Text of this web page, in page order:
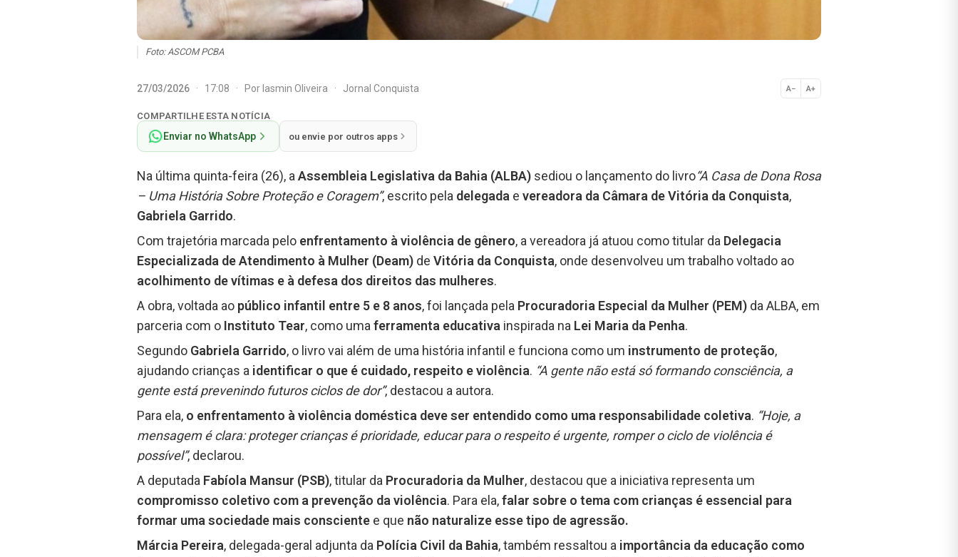
Foto: ASCOM PCBA
27/03/2026 · 17:08 · Por Iasmin Oliveira · Jornal Conquista A− A+
Normal
COMPARTILHE ESTA NOTÍCIA
Enviar no WhatsApp ou envie por outros apps
Na última quinta-feira (26), aAssembleia Legislativa da Bahia (ALBA) sediou o lançamento do livro“A Casa de Dona Rosa
– Uma História Sobre Proteção e Coragem”, escrito pela delegada e vereadora da Câmara de Vitória da Conquista,
Gabriela Garrido.
Com trajetória marcada pelo enfrentamento à violência de gênero, a vereadora já atuou como titular da Delegacia
Especializada de Atendimento à Mulher (Deam) de Vitória da Conquista, onde desenvolveu um trabalho voltado ao
acolhimento de vítimas e à defesa dos direitos das mulheres.
A obra, voltada ao público infantil entre 5 e 8 anos, foi lançada pela Procuradoria Especial da Mulher (PEM) da ALBA, em
parceria com o Instituto Tear, como umaferramenta educativa inspirada na Lei Maria da Penha.
Segundo Gabriela Garrido, o livro vai além de uma história infantil e funciona como um instrumento de proteção,
ajudando crianças a identificar o que é cuidado, respeito e violência. “A gente não está só formando consciência, a
gente está prevenindo futuros ciclos de dor”, destacou a autora.
Para ela, o enfrentamento à violência doméstica deve ser entendido como uma responsabilidade coletiva. “Hoje, a
mensagem é clara: proteger crianças é prioridade, educar para o respeito é urgente, romper o ciclo de violência é
possível”, declarou.
A deputada Fabíola Mansur (PSB), titular da Procuradoria da Mulher, destacou que a iniciativa representa um
compromisso coletivo com a prevenção da violência. Para ela,falar sobre o tema com crianças é essencial para
formar uma sociedade mais consciente e que não naturalize esse tipo de agressão.
Márcia Pereira, delegada-geral adjunta da Polícia Civil da Bahia, também ressaltou a importância da educação como